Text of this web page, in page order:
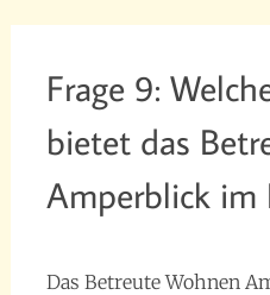
Frage 9:
bietet das
Amperblick im
Das Betreute Wohnen